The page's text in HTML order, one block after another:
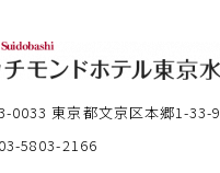
0033東京都文京区本郷1-33-9
5803-2166